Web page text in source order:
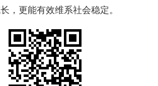
，更能有效维系社会稳定。